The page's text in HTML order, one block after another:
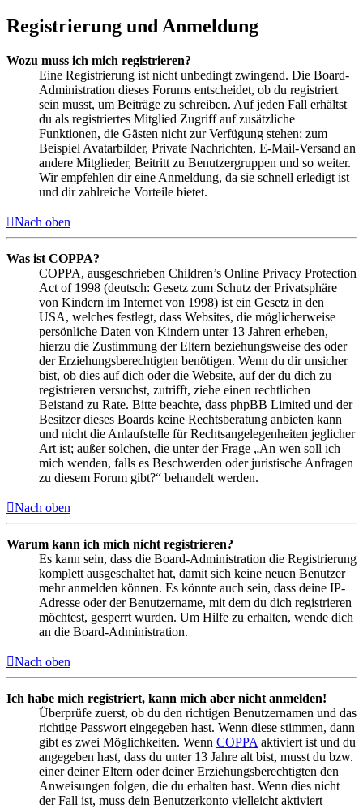
Registrierung und Anmeldung
Wozu muss ich mich registrieren?
Eine Registrierung ist nicht unbedingt zwingend. Die Board-
Administration dieses Forums entscheidet, ob du registriert
sein musst, um Beiträge zu schreiben. Auf jeden Fall erhältst
du als registriertes Mitglied Zugriff auf zusätzliche
Funktionen, die Gästen nicht zur Verfügung stehen: zum
Beispiel Avatarbilder, Private Nachrichten, E-Mail-Versand an
andere Mitglieder, Beitritt zu Benutzergruppen und so weiter.
Wir empfehlen dir eine Anmeldung, da sie schnell erledigt ist
und dir zahlreiche Vorteile bietet.
Nach oben
Was ist COPPA?
COPPA, ausgeschrieben Children’s Online Privacy Protection
Act of 1998 (deutsch: Gesetz zum Schutz der Privatsphäre
von Kindern im Internet von 1998) ist ein Gesetz in den
USA, welches festlegt, dass Websites, die möglicherweise
persönliche Daten von Kindern unter 13 Jahren erheben,
hierzu die Zustimmung der Eltern beziehungsweise des oder
der Erziehungsberechtigten benötigen. Wenn du dir unsicher
bist, ob dies auf dich oder die Website, auf der du dich zu
registrieren versuchst, zutrifft, ziehe einen rechtlichen
Beistand zu Rate. Bitte beachte, dass phpBB Limited und der
Besitzer dieses Boards keine Rechtsberatung anbieten kann
und nicht die Anlaufstelle für Rechtsangelegenheiten jeglicher
Art ist; außer solchen, die unter der Frage „An wen soll ich
mich wenden, falls es Beschwerden oder juristische Anfragen
zu diesem Forum gibt?“ behandelt werden.
Nach oben
Warum kann ich mich nicht registrieren?
Es kann sein, dass die Board-Administration die Registrierung
komplett ausgeschaltet hat, damit sich keine neuen Benutzer
mehr anmelden können. Es könnte auch sein, dass deine IP-
Adresse oder der Benutzername, mit dem du dich registrieren
möchtest, gesperrt wurden. Um Hilfe zu erhalten, wende dich
an die Board-Administration.
Nach oben
Ich habe mich registriert, kann mich aber nicht anmelden!
Überprüfe zuerst, ob du den richtigen Benutzernamen und das
richtige Passwort eingegeben hast. Wenn diese stimmen, dann
gibt es zwei Möglichkeiten. Wenn COPPA aktiviert ist und du
angegeben hast, dass du unter 13 Jahre alt bist, musst du bzw.
einer deiner Eltern oder deiner Erziehungsberechtigten den
Anweisungen folgen, die du erhalten hast. Wenn dies nicht
der Fall ist, muss dein Benutzerkonto vielleicht aktiviert